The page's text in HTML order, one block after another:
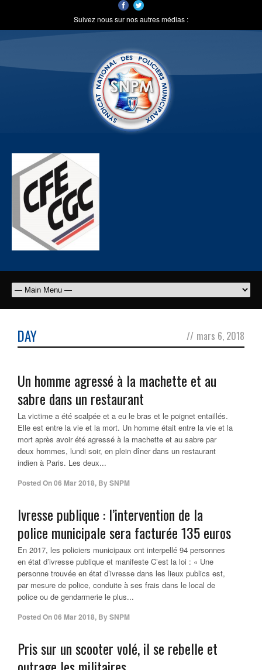
Suivez nous sur nos autres médias :
DAY // mars 6, 2018
Un homme agressé à la machette et au
sabre dans un restaurant
La victime a été scalpée et a eu le bras et le poignet entaillés.
Elle est entre la vie et la mort. Un homme était entre la vie et la
mort après avoir été agressé à la machette et au sabre par
deux hommes, lundi soir, en plein dîner dans un restaurant
indien à Paris. Les deux...
Posted On06 Mar 2018, BySNPM
Ivresse publique : l’intervention de la
police municipale sera facturée 135 euros
En 2017, les policiers municipaux ont interpellé 94 personnes
en état d’ivresse publique et manifeste C’est la loi : « Une
personne trouvée en état d’ivresse dans les lieux publics est,
par mesure de police, conduite à ses frais dans le local de
police ou de gendarmerie le plus...
Posted On06 Mar 2018, BySNPM
Pris sur un scooter volé, il se rebelle et